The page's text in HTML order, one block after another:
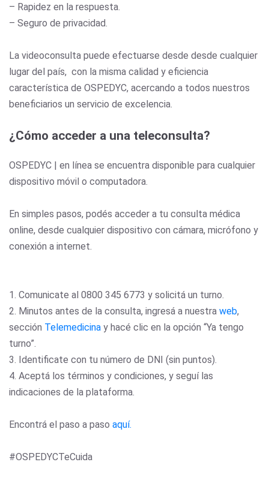
– Rapidez en la respuesta.
– Seguro de privacidad.
La videoconsulta puede efectuarse desde desde cualquier
lugar del país, con la misma calidad y eficiencia
característica de OSPEDYC, acercando a todos nuestros
beneficiarios un servicio de excelencia.
¿Cómo acceder a una teleconsulta?
OSPEDYC | en línea se encuentra disponible para cualquier
dispositivo móvil o computadora.
En simples pasos, podés acceder a tu consulta médica
online, desde cualquier dispositivo con cámara, micrófono y
conexión a internet.
1. Comunicate al 0800 345 6773 y solicitá un turno.
2. Minutos antes de la consulta, ingresá a nuestra web,
sección Telemedicina y hacé clic en la opción “Ya tengo
turno”.
3. Identificate con tu número de DNI (sin puntos).
4. Aceptá los términos y condiciones, y seguí las
indicaciones de la plataforma.
Encontrá el paso a paso aquí.
#OSPEDYCTeCuida